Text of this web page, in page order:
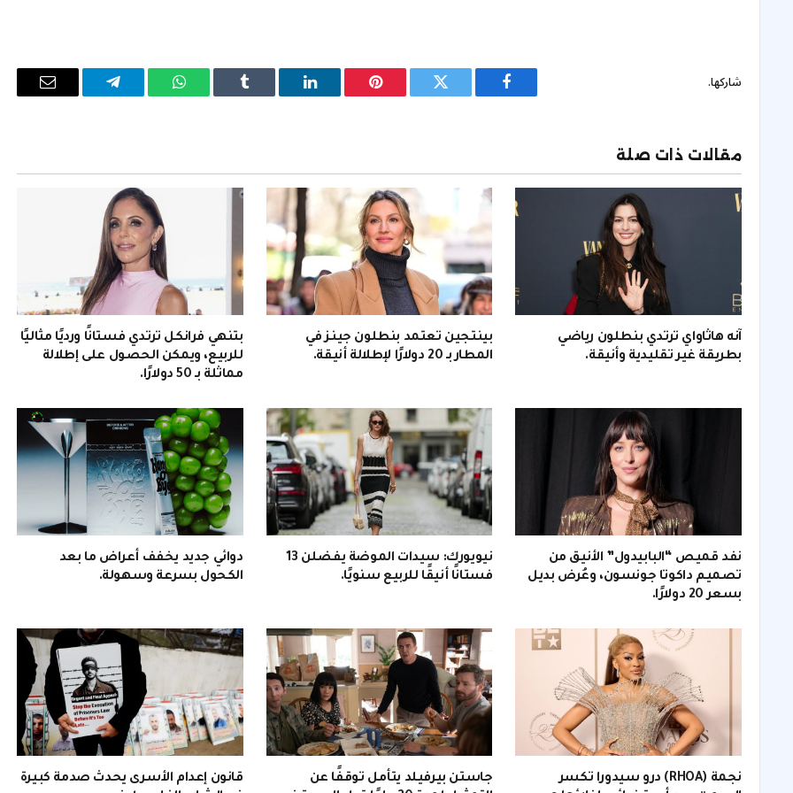
شاركها.
فيسبوك تويتر بينتيريستلينكدإن Tumblr واتساب تيلقرام
البريد
مقالات ذات صلة
آنه هاثاواي ترتدي بنطلون رياضي
بطريقة غير تقليدية وأنيقة.
بينتجين تعتمد بنطلون جينز في
المطار بـ 20 دولارًا لإطلالة أنيقة.
بتنهي فرانكل ترتدي فستانًا ورديًا مثاليًا
للربيع، ويمكن الحصول على إطلالة
مماثلة بـ 50 دولارًا.
نفد قميص “البابيدول” الأنيق من
تصميم داكوتا جونسون، وعُرض بديل
بسعر 20 دولارًا.
نيويورك: سيدات الموضة يفضلن 13
فستانًا أنيقًا للربيع سنويًا.
دوائي جديد يخفف أعراض ما بعد
الكحول بسرعة وسهولة.
نجمة (RHOA) درو سيدورا تكسر
جاستن بيرفيلد يتأمل توقفًا عن
قانون إعدام الأسرى يحدث صدمة كبيرة